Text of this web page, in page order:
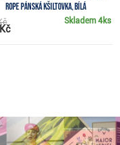
Rope pánská kšiltovka, bílá
Skladem4ks